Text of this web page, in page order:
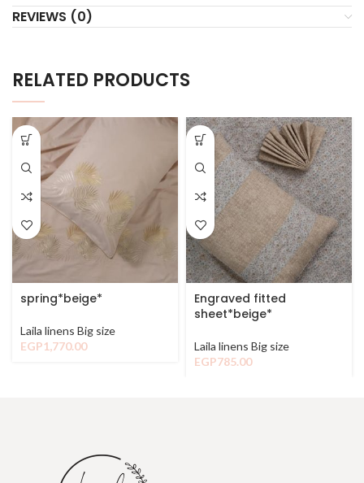
REVIEWS (0)
RELATED PRODUCTS
spring*beige*
Laila linens Big size
EGP1,770.00
Engraved fitted
sheet*beige*
Laila linens Big size
EGP785.00